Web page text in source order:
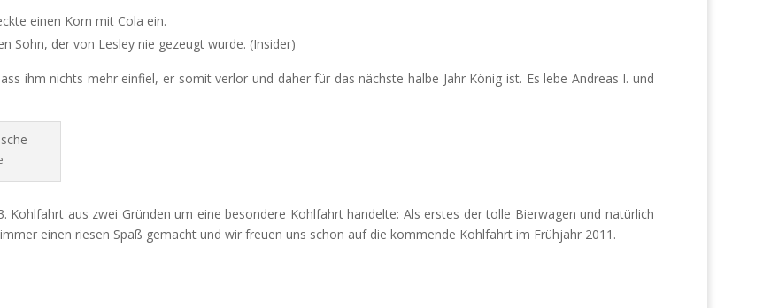
einen Korn mit Cola ein.
Sohn, der von Lesley nie gezeugt wurde. (Insider)
ihm nichts mehr einfiel, er somit verlor und daher für das nächste halbe Jahr König ist. Es lebe Andreas I. und
Kohlfahrt aus zwei Gründen um eine besondere Kohlfahrt handelte: Als erstes der tolle Bierwagen und natürlich
einen riesen Spaß gemacht und wir freuen uns schon auf die kommende Kohlfahrt im Frühjahr 2011.